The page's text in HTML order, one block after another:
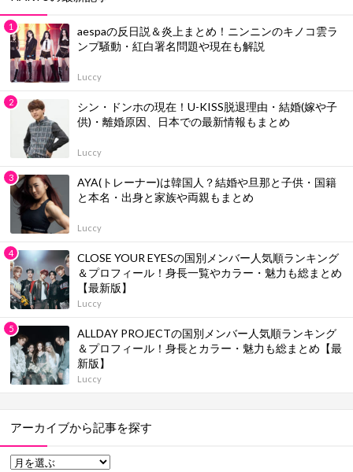
aespaの反日説＆炎上まとめ！ニンニンのキノコ雲ラ
ンプ騒動・紅白署名問題や現在も解説
Luccy
シン・ドンホの現在！U-KISS脱退理由・結婚(嫁や子
供)・離婚原因、日本での最新情報もまとめ
Luccy
AYA(トレーナー)は韓国人？結婚や旦那と子供・国籍
と本名・出身と家族や両親もまとめ
Luccy
CLOSE YOUR EYESの国別メンバー人気順ランキング
＆プロフィール！身長一覧やカラー・魅力も総まとめ
【最新版】
Luccy
ALLDAY PROJECTの国別メンバー人気順ランキング
＆プロフィール！身長とカラー・魅力も総まとめ【最
新版】
Luccy
アーカイブから記事を探す